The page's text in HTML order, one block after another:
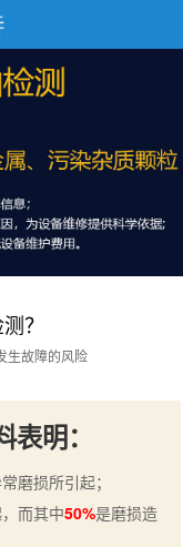
？
生故障的风险
明：
磨损所引起；
而其中50%是磨损造